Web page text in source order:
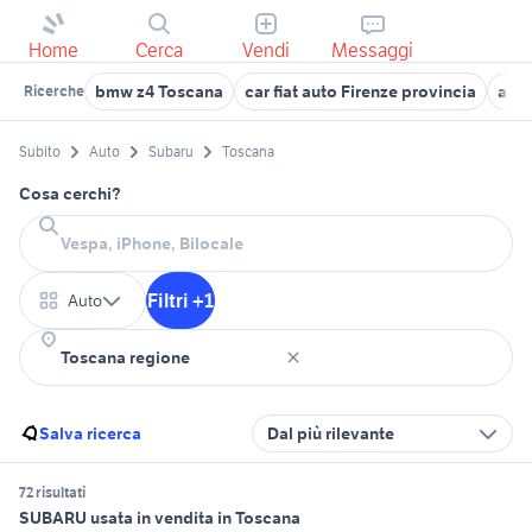
Home Cerca Vendi Messaggi
Ricerche bmw z4 Toscana car fiat auto Firenze provincia
Subito Auto Subaru Toscana
Cosa cerchi?
Auto Filtri +1
Salva ricerca Dal più rilevante
72 risultati
SUBARU usata in vendita in Toscana